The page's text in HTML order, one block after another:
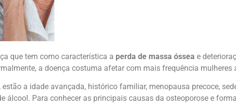
que tem como característica a perda de massa óssea e
a doença costuma afetar com mais frequência mulheres
estão a idade avançada, histórico familiar, menopausa precoce,
álcool. Para conhecer as principais causas da osteoporose e